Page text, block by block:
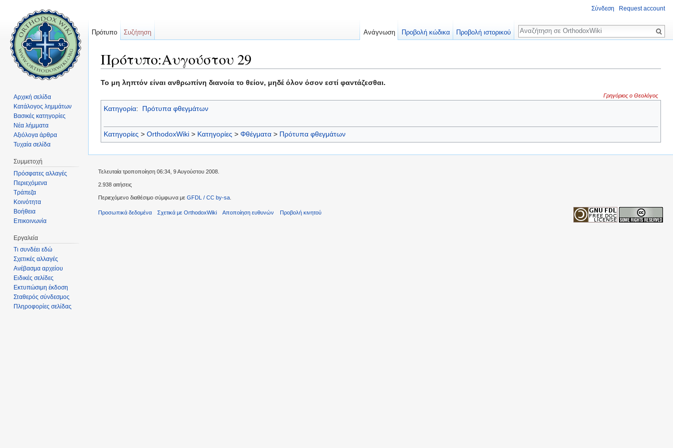
Πρότυπο:Αυγούστου 29
Το μη ληπτόν είναι ανθρωπίνη διανοία το θείον, μηδέ όλον όσον εστί φαντάζεσθαι.
Γρηγόριος ο Θεολόγος
Κατηγορία: Πρότυπα φθεγμάτων
Κατηγορίες > OrthodoxWiki > Κατηγορίες > Φθέγματα > Πρότυπα φθεγμάτων
Σύνδεση Request account
Πρότυπο Συζήτηση Ανάγνωση Προβολή κώδικα Προβολή ιστορικού
Αναζήτηση
Αρχική σελίδα
Κατάλογος λημμάτων
Βασικές κατηγορίες
Νέα λήμματα
Αξιόλογα άρθρα
Τυχαία σελίδα
Συμμετοχή
Πρόσφατες αλλαγές
Περιεχόμενα
Τράπεζα
Κοινότητα
Βοήθεια
Επικοινωνία
Εργαλεία
Τι συνδέει εδώ
Σχετικές αλλαγές
Ανέβασμα αρχείου
Ειδικές σελίδες
Εκτυπώσιμη έκδοση
Σταθερός σύνδεσμος
Πληροφορίες σελίδας
Τελευταία τροποποίηση 06:34, 9 Αυγούστου 2008.
2.938 αιτήσεις
Περιεχόμενο διαθέσιμο σύμφωνα με GFDL / CC by-sa
Προσωπικά δεδομένα Σχετικά με OrthodoxWiki Αποποίηση ευθυνών Προβολή κινητού